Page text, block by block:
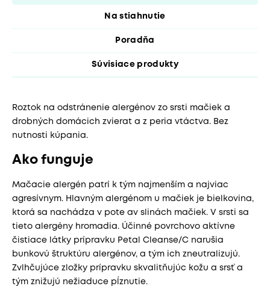
Na stiahnutie
Poradňa
Súvisiace produkty
Roztok na odstránenie alergénov zo srsti mačiek a
drobných domácich zvierat a z peria vtáctva. Bez
nutnosti kúpania.
Ako funguje
Mačacie alergén patrí k tým najmenším a najviac
agresívnym. Hlavným alergénom u mačiek je bielkovina,
ktorá sa nachádza v pote av slinách mačiek. V srsti sa
tieto alergény hromadia. Účinné povrchovo aktívne
čistiace látky prípravku Petal Cleanse/C narušia
bunkovú štruktúru alergénov, a tým ich zneutralizujú.
Zvlhčujúce zložky prípravku skvalitňujúc kožu a srsť a
tým znižujú nežiaduce pĺznutie.